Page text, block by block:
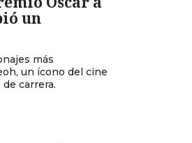
un
más
un ícono del cine
carrera.